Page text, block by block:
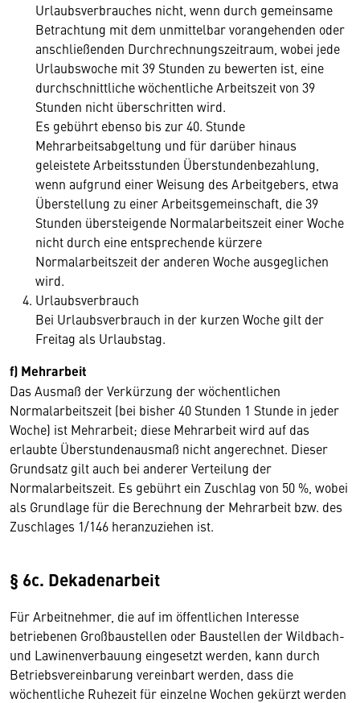
Urlaubsverbrauches nicht, wenn durch gemeinsame
Betrachtung mit dem unmittelbar vorangehenden oder
anschließenden Durchrechnungszeitraum, wobei jede
Urlaubswoche mit 39 Stunden zu bewerten ist, eine
durchschnittliche wöchentliche Arbeitszeit von 39
Stunden nicht überschritten wird.
Es gebührt ebenso bis zur 40. Stunde
Mehrarbeitsabgeltung und für darüber hinaus
geleistete Arbeitsstunden Überstundenbezahlung,
wenn aufgrund einer Weisung des Arbeitgebers, etwa
Überstellung zu einer Arbeitsgemeinschaft, die 39
Stunden übersteigende Normalarbeitszeit einer Woche
nicht durch eine entsprechende kürzere
Normalarbeitszeit der anderen Woche ausgeglichen
wird.
Urlaubsverbrauch
Bei Urlaubsverbrauch in der kurzen Woche gilt der
Freitag als Urlaubstag.
f) Mehrarbeit
Das Ausmaß der Verkürzung der wöchentlichen
Normalarbeitszeit (bei bisher 40 Stunden 1 Stunde in jeder
Woche) ist Mehrarbeit; diese Mehrarbeit wird auf das
erlaubte Überstundenausmaß nicht angerechnet. Dieser
Grundsatz gilt auch bei anderer Verteilung der
Normalarbeitszeit. Es gebührt ein Zuschlag von 50 %, wobei
als Grundlage für die Berechnung der Mehrarbeit bzw. des
Zuschlages 1/146 heranzuziehen ist.
§ 6c. Dekadenarbeit
Für Arbeitnehmer, die auf im öffentlichen Interesse
betriebenen Großbaustellen oder Baustellen der Wildbach-
und Lawinenverbauung eingesetzt werden, kann durch
Betriebsvereinbarung vereinbart werden, dass die
wöchentliche Ruhezeit für einzelne Wochen gekürzt werden